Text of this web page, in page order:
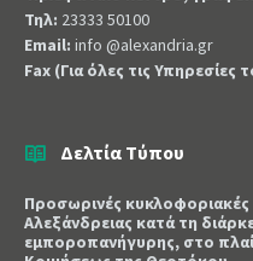
Τηλ: 23333 50100
Email: info @alexandria.gr
Fax (Για όλες τις Υπηρεσίες
Δελτία Τύπου
Προσωρινές κυκλοφοριακές
Αλεξάνδρειας κατά τη
εμποροπανήγυρης, στο